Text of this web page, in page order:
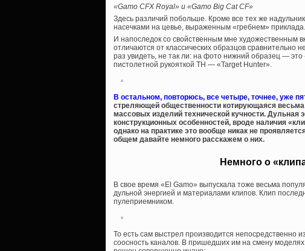
«Gamo CFX Royal» и «Gamo Big Cat CF»
Здесь различий побольше. Кроме все тех же
насечками на цевье, выраженным «гребнем» приклада.
И напоследок со свойственным мне художественным
отличаются от классических образцов
раз увидеть, не так ли: на фото нижний образец —
пистолетной рукояткой ТН — «Target Hunter».
В остальном, повторюсь, все четыре, точнее, уже
стреляющей общественности котирующаяся
массовых изделий технической кучности. Дульная
конструкционных особенностей, вроде наличия
однако на практике это вообще никак не
общем давайте немного расскажем о них.
Немного о
В свое время «El Gamo» выпускала тоже весьма
дульной энергией и материалами клипов. Клип
пулеприемником.
То есть сам выстрел производится непосредственно
соосность каналов. В пришедших им на смену